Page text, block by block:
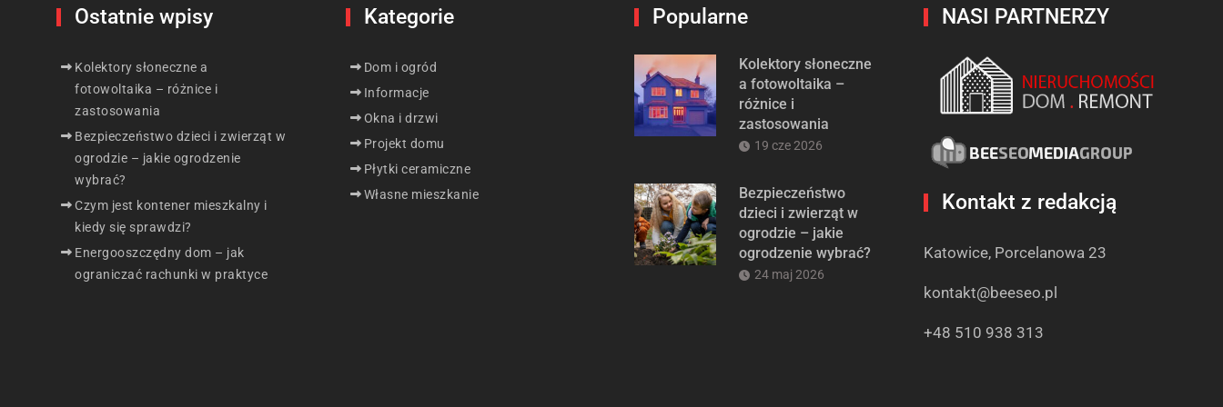
Ostatnie wpisy
Kolektory słoneczne a
fotowoltaika – różnice i
zastosowania
Bezpieczeństwo dzieci i zwierząt w
ogrodzie – jakie ogrodzenie
wybrać?
Czym jest kontener mieszkalny i
kiedy się sprawdzi?
Energooszczędny dom – jak
ograniczać rachunki w praktyce
Kategorie
Dom i ogród
Informacje
Okna i drzwi
Projekt domu
Płytki ceramiczne
Własne mieszkanie
Popularne
Kolektory słoneczne
a fotowoltaika –
różnice i
zastosowania
19 cze 2026
Bezpieczeństwo
dzieci i zwierząt w
ogrodzie – jakie
ogrodzenie wybrać?
24 maj 2026
NASI PARTNERZY
Kontakt z redakcją
Katowice, Porcelanowa 23
kontakt@beeseo.pl
+48 510 938 313